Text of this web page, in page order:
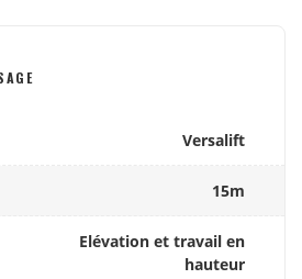
Versalift
15m
Elévation et travail en
hauteur